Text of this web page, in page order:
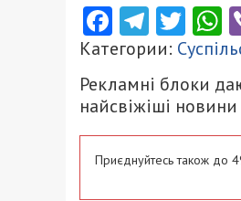
Facebook
Категории:
Рекламні блоки
найсвіжіші
Приєднуйтесь також до